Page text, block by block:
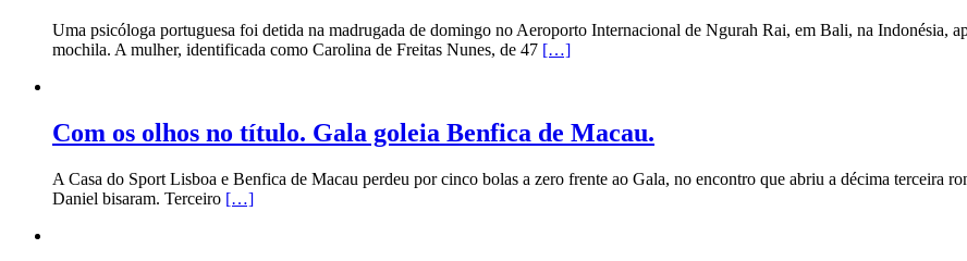
Uma psicóloga portuguesa foi detida na madrugada de domingo no Aeroporto Internacional de Ngurah Rai, em Bali, na Indonésia,
mochila. A mulher, identificada como Carolina de Freitas Nunes, de 47 […]
Com os olhos no título. Gala goleia Benfica de Macau.
A Casa do Sport Lisboa e Benfica de Macau perdeu por cinco bolas a zero frente ao Gala, no encontro que abriu a décima terceira
Daniel bisaram. Terceiro […]